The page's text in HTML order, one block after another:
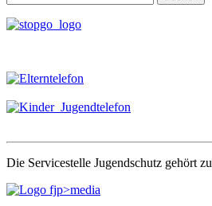
nach:
Die Servicestelle Jugendschutz gehört zu